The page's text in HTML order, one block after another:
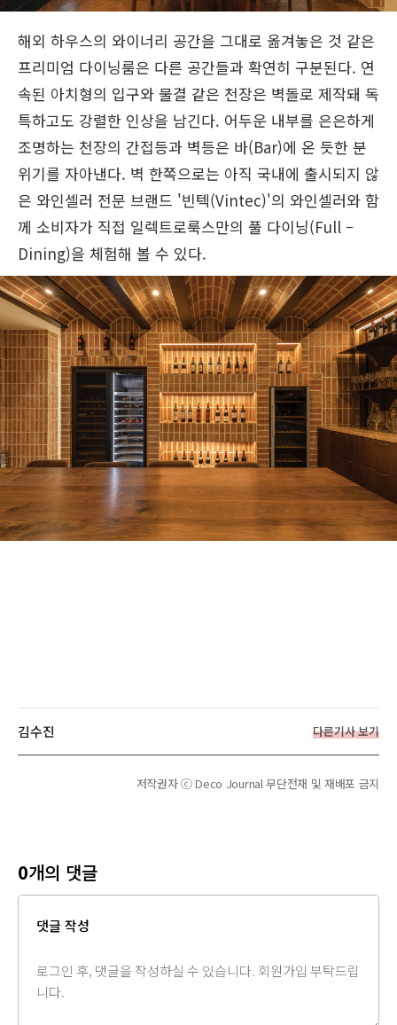
해외 하우스의 와이너리 공간을 그대로 옮겨놓은 것 같은
프리미엄 다이닝룸은 다른 공간들과 확연히 구분된다. 연
속된 아치형의 입구와 물결 같은 천장은 벽돌로 제작돼 독
특하고도 강렬한 인상을 남긴다. 어두운 내부를 은은하게
조명하는 천장의 간접등과 벽등은 바(Bar)에 온 듯한 분
위기를 자아낸다. 벽 한쪽으로는 아직 국내에 출시되지 않
은 와인셀러 전문 브랜드 '빈텍(Vintec)'의 와인셀러와 함
께 소비자가 직접 일렉트로룩스만의 풀 다이닝(Full –
Dining)을 체험해 볼 수 있다.
김수진 다른기사 보기
저작권자 ⓒ Deco Journal 무단전재 및 재배포 금지
0개의 댓글
댓글 작성